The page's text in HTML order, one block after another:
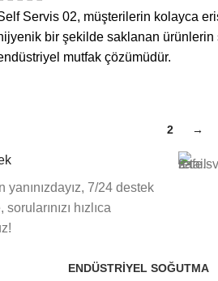
Servis 02, müşterilerin kolayca
bir şekilde saklanan ürünlerin
mutfak çözümüdür.
2 →
yanınızdayız, 7/24 destek
hızlıca
ENDÜSTRIYEL SOĞUTMA